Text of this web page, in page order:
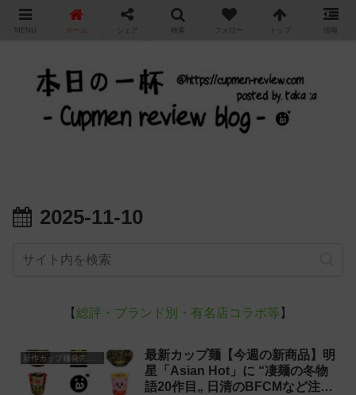
カップ麺の新商品をレビュー / アレンジするブログ
2025-11-10
【総評・ブランド別・有名店コラボ等 】
新作カップ麺発売予定
最新カップ麺【今週の新商品】明
星「Asian Hot」に “凄麺の冬物
語20作目„ 日清のBFCMなど注目
MENU ホーム シェア 検索 フォロー トップ 情報